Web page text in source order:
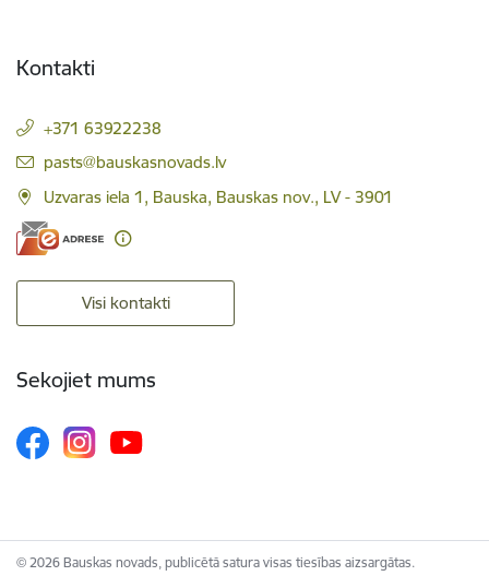
Kontakti
+371 63922238
E-pasts:
pasts@bauskasnovads.lv
Uzvaras iela 1, Bauska, Bauskas nov., LV - 3901
Visi kontakti
Sekojiet mums
© 2026 Bauskas novads, publicētā satura visas tiesības aizsargātas.